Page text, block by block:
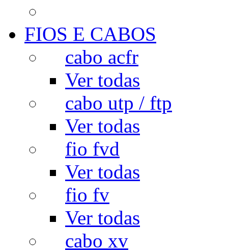
FIOS E CABOS
cabo acfr
Ver todas
cabo utp / ftp
Ver todas
fio fvd
Ver todas
fio fv
Ver todas
cabo xv